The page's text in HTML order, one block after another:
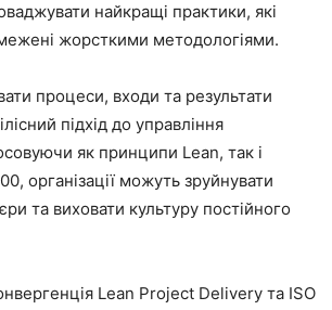
найкращі практики, які
жорсткими методологіями.
процеси, входи та результати
підхід до управління
як принципи Lean, так і
організації можуть зруйнувати
та виховати культуру постійного
Lean Project Delivery та ISO